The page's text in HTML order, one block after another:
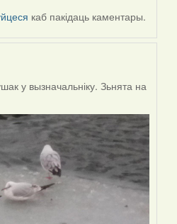
каб пакідаць каментары.
у вызначальніку. Зьнята на